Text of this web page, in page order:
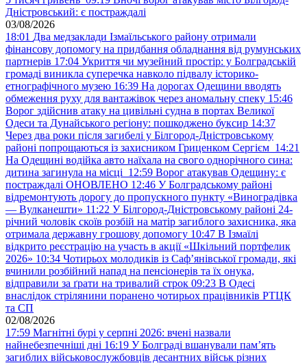
Дністровський: є постраждалі
03/08/2026
18:01 Два медзаклади Ізмаїльського району отримали
фінансову допомогу на придбання обладнання від румунських
партнерів 17:04 Укриття чи музейний простір: у Болградській
громаді виникла суперечка навколо підвалу історико-
етнографічного музею 16:39 На дорогах Одещини вводять
обмеження руху для вантажівок через аномальну спеку 15:46
Ворог здійснив атаку на цивільні судна в портах Великої
Одеси та Дунайського регіону: пошкоджено буксир 14:37
Через два роки після загибелі у Білгород-Дністровському
районі попрощаються із захисником Гриценком Сергієм 14:21
На Одещині водійка авто наїхала на свого однорічного сина:
дитина загинула на місці 12:59 Ворог атакував Одещину: є
постраждалі ОНОВЛЕНО 12:46 У Болградському районі
відремонтують дорогу до пропускного пункту «Виноградівка
— Вулканешти» 11:22 У Білгород-Дністровському районі 24-
річний чоловік скоїв розбій на матір загиблого захисника, яка
отримала державну грошову допомогу 10:47 В Ізмаїлі
відкрито реєстрацію на участь в акції «Шкільний портфелик
2026» 10:34 Чотирьох молодиків із Саф’янівської громади, які
вчинили розбійний напад на пенсіонерів та їх онука,
відправили за ґрати на тривалий строк 09:23 В Одесі
внаслідок стрілянини поранено чотирьох працівників РТЦК
та СП
02/08/2026
17:59 Магнітні бурі у серпні 2026: вчені назвали
найнебезпечніші дні 16:19 У Болграді вшанували пам’ять
загиблих військовослужбовців десантних військ різних